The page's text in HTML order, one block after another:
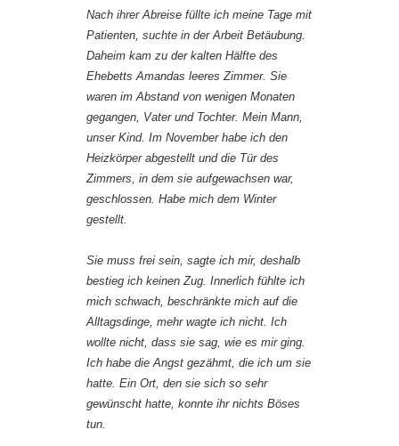
Nach ihrer Abreise füllte ich meine Tage mit
Patienten, suchte in der Arbeit Betäubung.
Daheim kam zu der kalten Hälfte des
Ehebetts Amandas leeres Zimmer. Sie
waren im Abstand von wenigen Monaten
gegangen, Vater und Tochter. Mein Mann,
unser Kind. Im November habe ich den
Heizkörper abgestellt und die Tür des
Zimmers, in dem sie aufgewachsen war,
geschlossen. Habe mich dem Winter
gestellt.
Sie muss frei sein, sagte ich mir, deshalb
bestieg ich keinen Zug. Innerlich fühlte ich
mich schwach, beschränkte mich auf die
Alltagsdinge, mehr wagte ich nicht. Ich
wollte nicht, dass sie sag, wie es mir ging.
Ich habe die Angst gezähmt, die ich um sie
hatte. Ein Ort, den sie sich so sehr
gewünscht hatte, konnte ihr nichts Böses
tun.